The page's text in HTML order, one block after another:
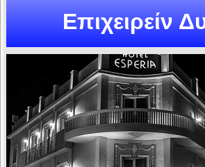
Επιχειρείν